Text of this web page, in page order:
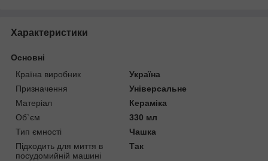
Характеристики
Основні
Країна виробник
Україна
Призначення
Універсальне
Матеріал
Кераміка
Об`єм
330 мл
Тип ємності
Чашка
Підходить для миття в
посудомийній машині
Так